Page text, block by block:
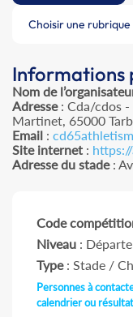
Choisir une rubrique
Informations
Nom de
Adresse: Cda/cdos -
Martinet, 65000
Email :
Site internet :
Adresse du stade:
Code
Niveau :
Type: Stade /
Personnes à
calendrier ou